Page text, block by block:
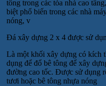
tông trong các tòa nhà cao
biệt phổ biến trong các nhà
nóng, v
Đá xây dựng 2 x 4 được sử
Là một khối xây dựng có kích
dụng để đổ bê tông để xây
đường cao tốc. Được sử dụng
tươi hoặc bê tông nhựa nóng